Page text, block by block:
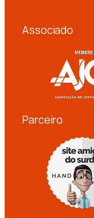
Associado
Parceiro